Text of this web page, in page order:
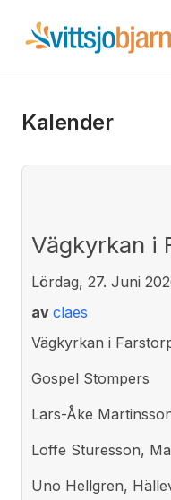
Kalender
Vägkyrkan i
Lördag, 27. Juni
av claes
Vägkyrkan i
Gospel Stompers
Lars-Åke
Loffe Sturesson,
Uno Hellgren,